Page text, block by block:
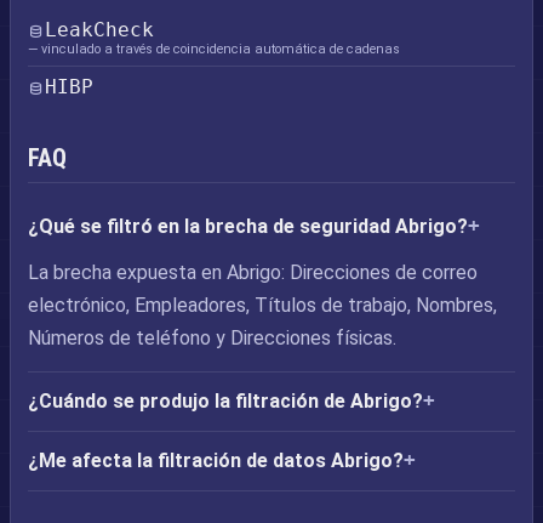
LeakCheck
— vinculado a través de coincidencia automática de cadenas
HIBP
FAQ
¿Qué se filtró en la brecha de seguridad Abrigo?
La brecha expuesta en Abrigo: Direcciones de correo
electrónico, Empleadores, Títulos de trabajo, Nombres,
Números de teléfono y Direcciones físicas.
¿Cuándo se produjo la filtración de Abrigo?
¿Me afecta la filtración de datos Abrigo?